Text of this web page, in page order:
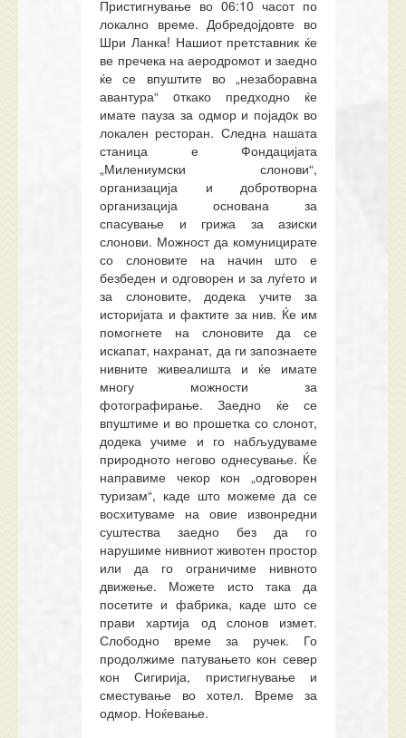
Пристигнување во 06:10 часот по
локално време. Добредојдовте во
Шри Ланка! Нашиот претставник ќе
ве пречека на аеродромот и заедно
ќе се впуштите во „незаборавна
авантура“ oткако предходно ќе
имате пауза за одмор и појадoк во
локален ресторан. Следна нашата
станица е Фондацијата
„Милениумски слонови“,
организација и добротворна
организација основана за
спасување и грижа за азиски
слонови. Можност да комуницирате
со слоновите на начин што е
безбеден и одговорен и за луѓето и
за слоновите, додека учите за
историјата и фактите за нив. Ќе им
помогнете на слоновите да се
искапат, нахранат, да ги запознаете
нивните живеалишта и ќе имате
многу можности за
фотографирање. Заедно ќе се
впуштиме и во прошетка со слонот,
додека учиме и го набљудуваме
природното негово однесување. Ќе
направиме чекор кон „одговорен
туризам“, каде што можеме да се
восхитуваме на овие извонредни
суштества заедно без да го
нарушиме нивниот животен простор
или да го ограничиме нивното
движење. Можете исто така да
посетите и фабрика, каде што се
прави хартија од слонов измет.
Слободно време за ручек. Го
продолжиме патувањето кон север
кон Сигирија, пристигнување и
сместување во хотел. Време за
одмор. Ноќевање.